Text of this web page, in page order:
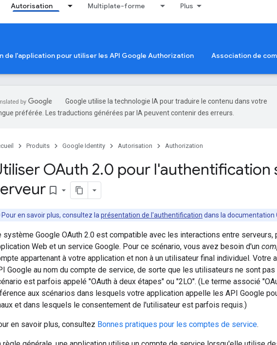
Autorisation Multiplate-forme Plus
de l'application pour utiliser les API Google Authorization Association de
Google utilise la technologie IA pour traduire le contenu dans votre
préférée. Les traductions générées par IA peuvent contenir des erreurs.
Produits Google Identity Autorisation Authorization
OAuth 2.0 pour l'authentification
bookmark_border
Pour en savoir plus, consultez la présentation de l'authentification dans la documentation
système Google OAuth 2.0 est compatible avec les interactions entre serveurs,
Web et un service Google. Pour ce scénario, vous avez besoin d'un
appartenant à votre application et non à un utilisateur final individuel. Votre
Google au nom du compte de service, de sorte que les utilisateurs ne sont
est parfois appelé "OAuth à deux étapes" ou "2LO". (Le terme associé
aux scénarios dans lesquels votre application appelle les API Google
et dans lesquels le consentement de l'utilisateur est parfois requis.)
en savoir plus, consultez Bonnes pratiques pour les comptes de service.